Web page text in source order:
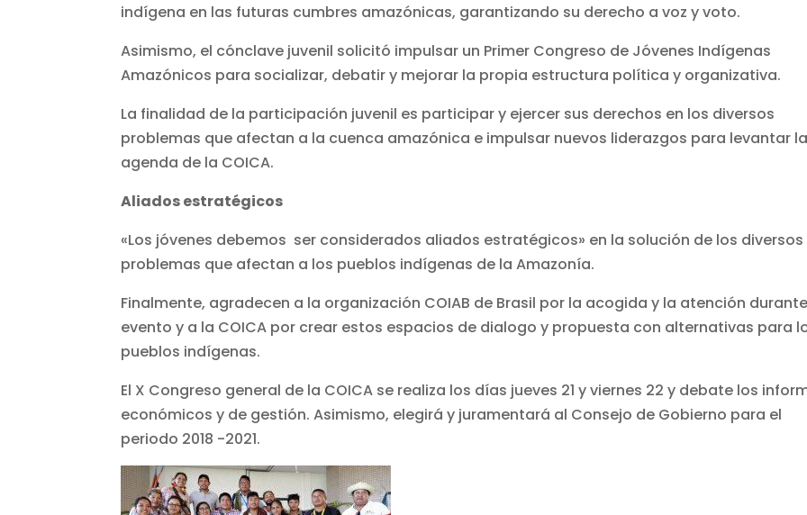
indígena en las futuras cumbres amazónicas, garantizando su derecho a voz y voto.
Asimismo, el cónclave juvenil solicitó impulsar un Primer Congreso de Jóvenes Indígenas
Amazónicos para socializar, debatir y mejorar la propia estructura política y organizativa.
La finalidad de la participación juvenil es participar y ejercer sus derechos en los diversos
problemas que afectan a la cuenca amazónica e impulsar nuevos liderazgos para levantar la
agenda de la COICA.
Aliados estratégicos
«Los jóvenes debemos ser considerados aliados estratégicos» en la solución de los diversos
problemas que afectan a los pueblos indígenas de la Amazonía.
Finalmente, agradecen a la organización COIAB de Brasil por la acogida y la atención
evento y a la COICA por crear estos espacios de dialogo y propuesta con alternativas para
pueblos indígenas.
El X Congreso general de la COICA se realiza los días jueves 21 y viernes 22 y debate los
económicos y de gestión. Asimismo, elegirá y juramentará al Consejo de Gobierno para el
periodo 2018 -2021.